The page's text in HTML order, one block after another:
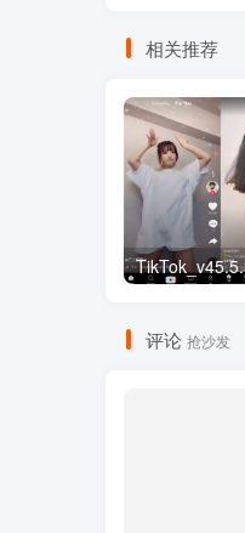
相关推荐
评论 抢沙发